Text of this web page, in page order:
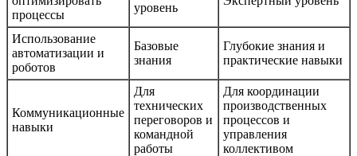
процессы
уровень
Использование
автоматизации и
роботов
Базовые
знания
Глубокие знания и
практические навыки
Коммуникационные
навыки
Для
технических
переговоров и
командной
работы
Для координации
производственных
процессов и
управления
коллективом